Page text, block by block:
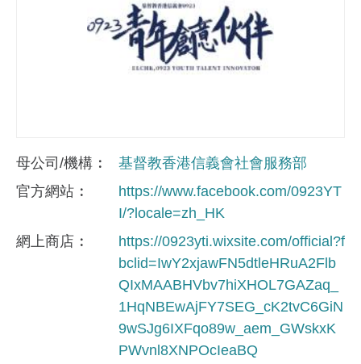
母公司/機構
基督教香港信義會社會服務部
官方網站
https://www.facebook.com/0923YT
I/?locale=zh_HK
網上商店
https://0923yti.wixsite.com/official?f
bclid=IwY2xjawFN5dtleHRuA2Flb
QIxMAABHVbv7hiXHOL7GAZaq_
1HqNBEwAjFY7SEG_cK2tvC6GiN
9wSJg6IXFqo89w_aem_GWskxK
PWvnl8XNPOcIeaBQ